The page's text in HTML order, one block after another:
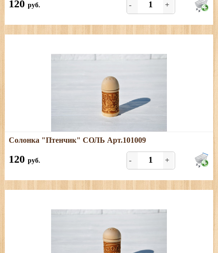
120 руб. - +
Подробнее
Размеры: высота - 9 см, диаметр - 4 см. Только СОЛЬ.
Солонка "Птенчик" СОЛЬ Арт.101009
120 руб. - +